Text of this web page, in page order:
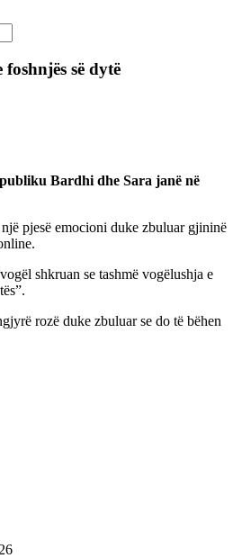
së dytë
Bardhi dhe Sara janë në
pjesë emocioni duke zbuluar gjininë
shkruan se tashmë vogëlushja e
rozë duke zbuluar se do të bëhen